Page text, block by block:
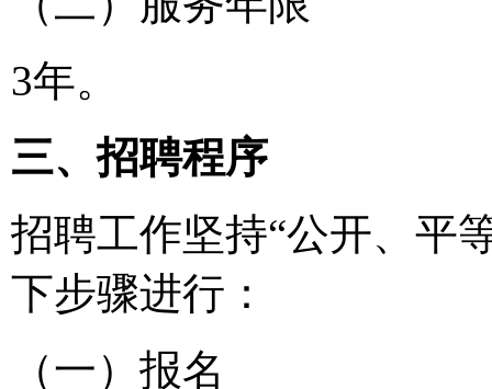
3年。
三、招聘程序
招聘工作坚持“公开、平
下步骤进行：
（一）报名